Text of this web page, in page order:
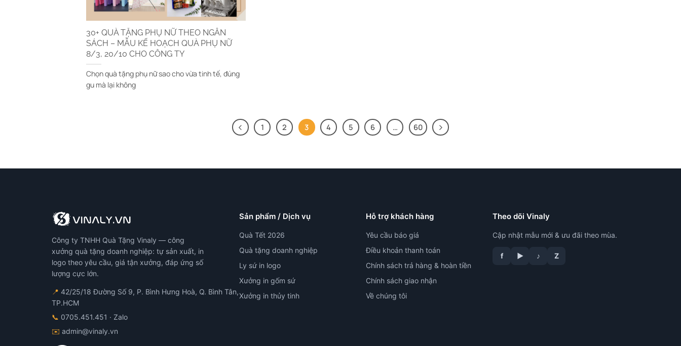
30+ QUÀ TẶNG PHỤ NỮ THEO NGÂN
SÁCH – MẪU KẾ HOẠCH QUÀ PHỤ NỮ
8/3, 20/10 CHO CÔNG TY
Chọn quà tặng phụ nữ sao cho vừa tinh tế, đúng
gu mà lại không
1 2 3 4 5 6 … 60
Công ty TNHH Quà Tặng Vinaly — công
xưởng quà tặng doanh nghiệp: tự sản xuất, in
logo theo yêu cầu, giá tận xưởng, đáp ứng số
lượng cực lớn.
📍 42/25/18 Đường Số 9, P. Bình Hưng Hoà, Q. Bình Tân,
TP.HCM
📞 0705.451.451 · Zalo
✉️ admin@vinaly.vn
Sản phẩm / Dịch vụ
Quà Tết 2026
Quà tặng doanh nghiệp
Ly sứ in logo
Xưởng in gốm sứ
Xưởng in thủy tinh
Hỗ trợ khách hàng
Yêu cầu báo giá
Điều khoản thanh toán
Chính sách trả hàng & hoàn tiền
Chính sách giao nhận
Về chúng tôi
Theo dõi Vinaly
Cập nhật mẫu mới & ưu đãi theo mùa.
f ▶ ♪ Z